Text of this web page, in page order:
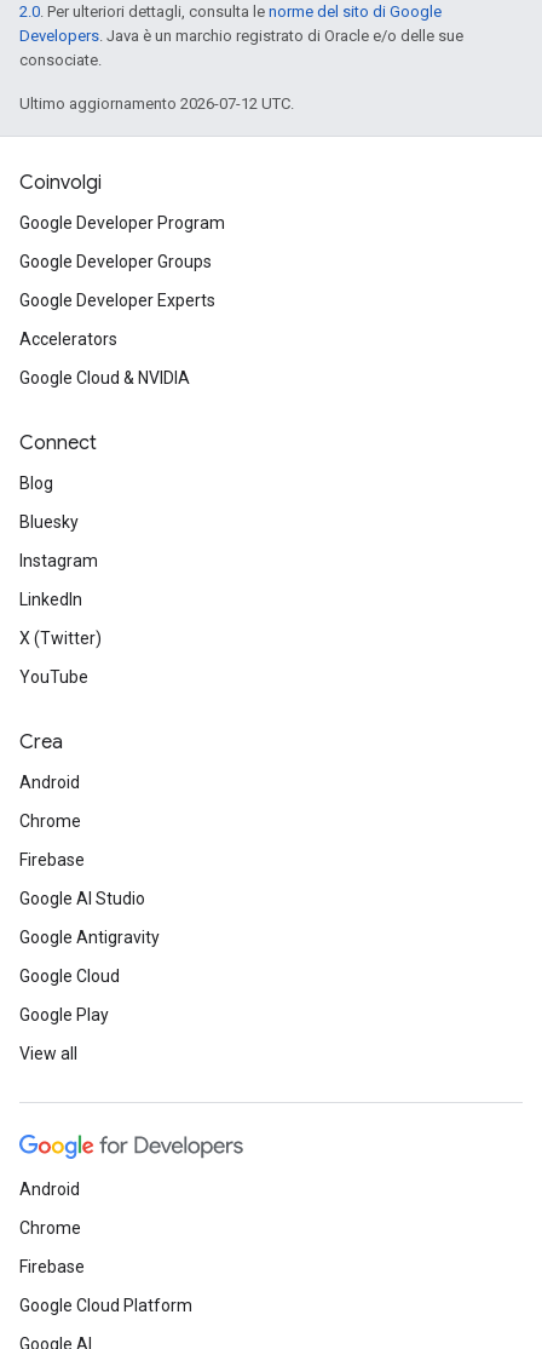
2.0 . Per ulteriori dettagli, consulta le norme del sito di Google
Developers . Java è un marchio registrato di Oracle e/o delle sue
consociate.
Ultimo aggiornamento 2026-07-12 UTC.
Coinvolgi
Google Developer Program
Google Developer Groups
Google Developer Experts
Accelerators
Google Cloud & NVIDIA
Connect
Blog
Bluesky
Instagram
LinkedIn
X (Twitter)
YouTube
Crea
Android
Chrome
Firebase
Google AI Studio
Google Antigravity
Google Cloud
Google Play
View all
Android
Chrome
Firebase
Google Cloud Platform
Google AI